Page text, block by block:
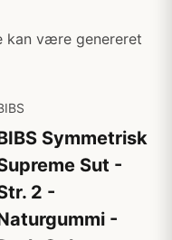
kan være genereret
Symmetrisk
Sut -
2 -
-